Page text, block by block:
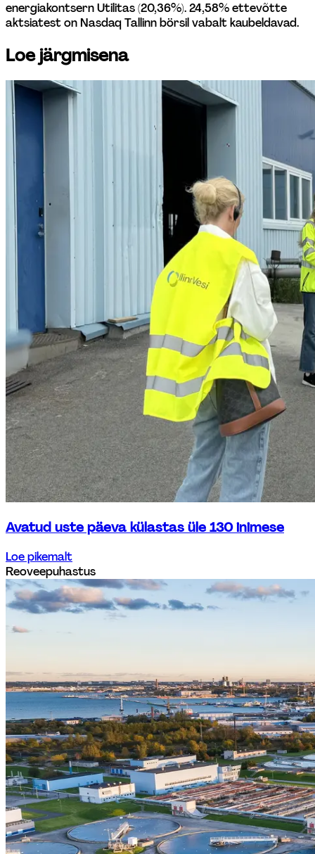
energiakontsern Utilitas (20,36%). 24,58% ettevõtte
aktsiatest on Nasdaq Tallinn börsil vabalt kaubeldavad.
Loe järgmisena
Avatud uste päeva külastas üle 130 inimese
Loe pikemalt
Reoveepuhastus